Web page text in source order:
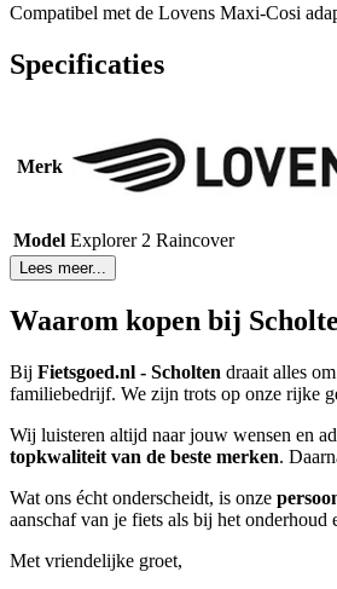
Compatibel met de Lovens Maxi-Cosi
Specificaties
Merk
Model Explorer 2 Raincover
Lees meer...
Waarom kopen bij
Bij Fietsgoed.nl - Scholten draait alles om
familiebedrijf. We zijn trots op onze rijke
Wij luisteren altijd naar jouw wensen en
topkwaliteit van de beste merken.
Wat ons écht onderscheidt, is onze
aanschaf van je fiets als bij het
Met vriendelijke groet,